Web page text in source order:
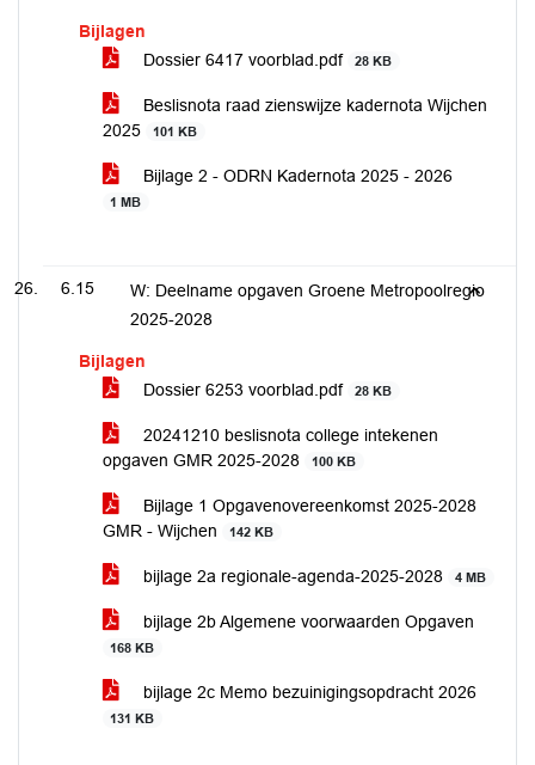
Bijlagen
Dossier 6417 voorblad.pdf
28 KB
Beslisnota raad zienswijze kadernota Wijchen
2025
101 KB
Bijlage 2 - ODRN Kadernota 2025 - 2026
1 MB
6.15
W: Deelname opgaven Groene Metropoolregio
2025-2028
Bijlagen
Dossier 6253 voorblad.pdf
28 KB
20241210 beslisnota college intekenen
opgaven GMR 2025-2028
100 KB
Bijlage 1 Opgavenovereenkomst 2025-2028
GMR - Wijchen
142 KB
bijlage 2a regionale-agenda-2025-2028 4 MB
bijlage 2b Algemene voorwaarden Opgaven
168 KB
bijlage 2c Memo bezuinigingsopdracht 2026
131 KB